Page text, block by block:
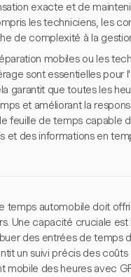
exacte et de
les techniciens, les
de complexité à la
mobiles ou les
sont essentielles pour
garantit que toutes les
et améliorant la
feuille de temps capable
et des informations en
temps automobile doit
Une capacité cruciale
des entrées de temps
un suivi précis des
mobile des heures avec